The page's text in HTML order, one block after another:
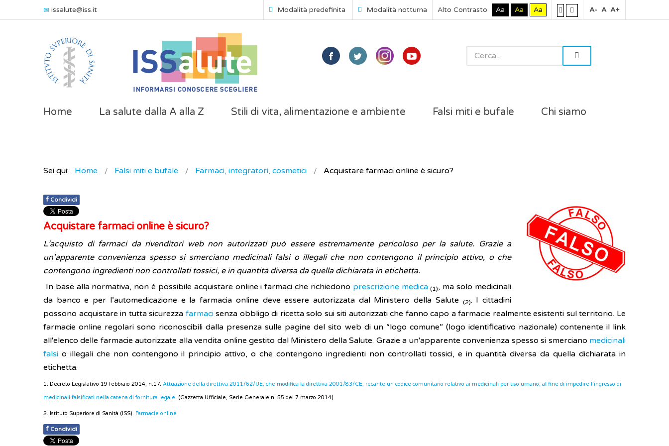
issalute@iss.it Modalità predefinita Modalità notturna Alto Contrasto Aa Aa Aa A- A A+
Home La salute dalla A alla Z Stili di vita, alimentazione e ambiente Falsi miti e bufale Chi siamo
Sei qui: Home Falsi miti e bufale Farmaci, integratori, cosmetici Acquistare farmaci online è sicuro?
f Condividi
Acquistare farmaci online è sicuro?
L’acquisto di farmaci da rivenditori web non autorizzati può essere estremamente pericoloso per la salute. Grazie a
un'apparente convenienza spesso si smerciano medicinali falsi o illegali che non contengono il principio attivo, o che
contengono ingredienti non controllati tossici, e in quantità diversa da quella dichiarata in etichetta.
In base alla normativa, non è possibile acquistare online i farmaci che richiedono prescrizione medica (1), ma solo medicinali
da banco e per l’automedicazione e la farmacia online deve essere autorizzata dal Ministero della Salute
(2). I cittadini
possono acquistare in tutta sicurezza farmacisenza obbligo di ricetta solo sui siti autorizzati che fanno capo a farmacie realmente esistenti sul territorio. Le
farmacie online regolari sono riconoscibili dalla presenza sulle pagine del sito web di un “logo comune” (logo identificativo nazionale) contenente il link
all'elenco delle farmacie autorizzate alla vendita online gestito dal Ministero della Salute. Grazie a un'apparente convenienza spesso si smerciano medicinali
falsi o illegali che non contengono il principio attivo, o che contengono ingredienti non controllati tossici, e in quantità diversa da quella dichiarata in
etichetta.
1. Decreto Legislativo 19 febbraio 2014, n.17. Attuazione della direttiva 2011/62/UE, che modifica la direttiva 2001/83/CE, recante un codice comunitario relativo ai medicinali per uso umano, al fine di impedire l'ingresso di
medicinali falsificati nella catena di fornitura legale. (Gazzetta Ufficiale, Serie Generale n. 55 del 7 marzo 2014)
2. Istituto Superiore di Sanità (ISS). Farmacie online
f Condividi